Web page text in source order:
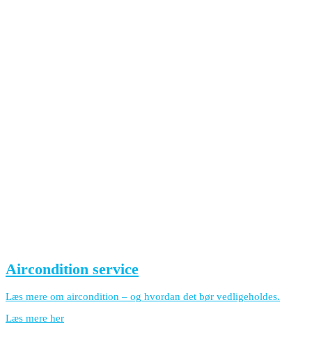
Aircondition service
Læs mere om aircondition – og hvordan det bør vedligeholdes.
Læs mere her